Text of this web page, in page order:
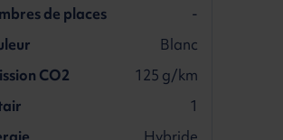
de places
-
Blanc
CO2
125 g/km
1